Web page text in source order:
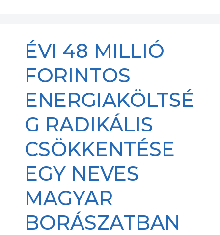
ÉVI 48 MILLIÓ
FORINTOS
ENERGIAKÖLTSÉ
G RADIKÁLIS
CSÖKKENTÉSE
EGY NEVES
MAGYAR
BORÁSZATBAN